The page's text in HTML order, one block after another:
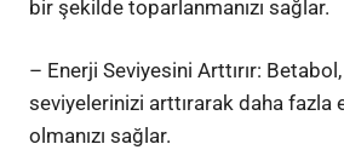
bir şekilde toparlanmanızı sağlar.
– Enerji Seviyesini Arttırır:
seviyelerinizi arttırarak daha fazla
olmanızı sağlar.